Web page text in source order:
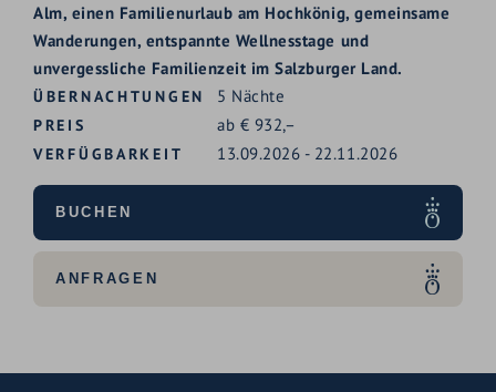
Alm, einen Familienurlaub am Hochkönig, gemeinsame
Wanderungen, entspannte Wellnesstage und
unvergessliche Familienzeit im Salzburger Land.
ÜBERNACHTUNGEN 5 Nächte
PREIS ab € 932,–
VERFÜGBARKEIT 13.09.2026 - 22.11.2026
BUCHEN
ANFRAGEN